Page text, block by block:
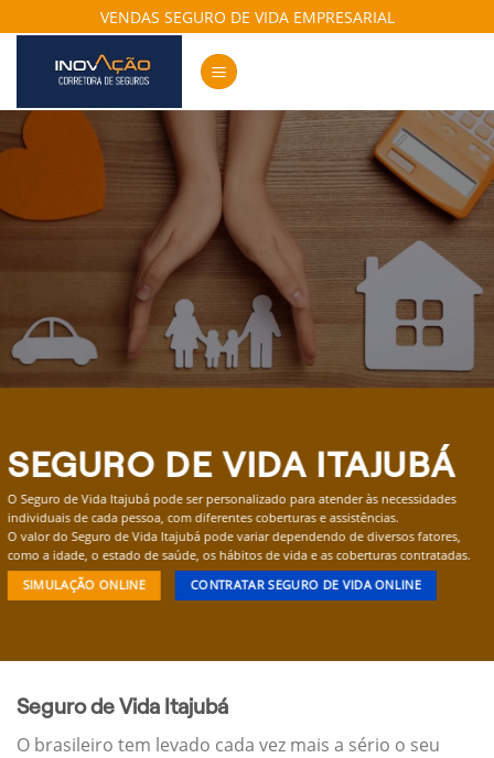
to
content
VENDAS SEGURO DE VIDA EMPRESARIAL
SEGURO DE VIDA ITAJUBÁ
O Seguro de Vida Itajubá pode ser personalizado para atender às necessidades
individuais de cada pessoa, com diferentes coberturas e assistências.
O valor do Seguro de Vida Itajubá pode variar dependendo de diversos fatores,
como a idade, o estado de saúde, os hábitos de vida e as coberturas contratadas.
SIMULAÇÃO ONLINE CONTRATAR SEGURO DE VIDA ONLINE
Seguro de Vida Itajubá
O brasileiro tem levado cada vez mais a sério o seu